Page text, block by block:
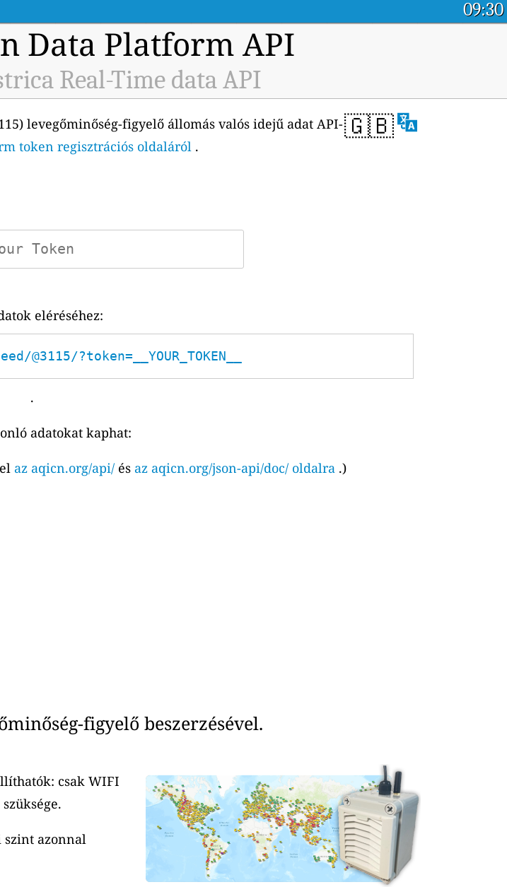
09:30
Data Platform API
Real-Time data API
🇬🇧
levegőminőség-figyelő állomás valós idejű adat API-
token regisztrációs oldaláról .
eléréséhez:
?token=__YOUR_TOKEN__
.
adatokat kaphat:
az aqicn.org/api/ és az aqicn.org/json-api/doc/ oldalra .)
figyelő beszerzésével.
csak WIFI
szint azonnal